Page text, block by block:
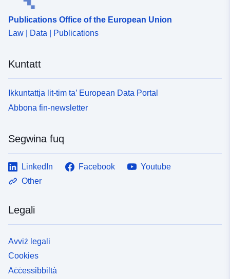
Publications Office of the European Union
Law | Data | Publications
Kuntatt
Ikkuntattja lit-tim ta’ European Data Portal
Abbona fin-newsletter
Segwina fuq
LinkedIn Facebook
Youtube
Other
Legali
Avviż legali
Cookies
Aċċessibbiltà